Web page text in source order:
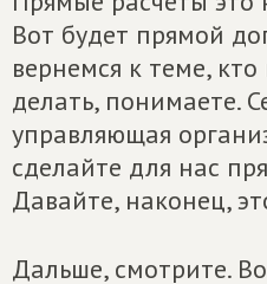
Вот будет прямой
вернемся к теме,
делать, понимаете.
управляющая
сделайте для нас
Давайте, наконец,
Дальше, смотрите.